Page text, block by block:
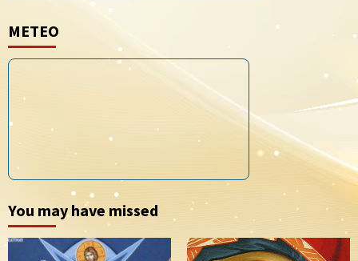
METEO
You may have missed